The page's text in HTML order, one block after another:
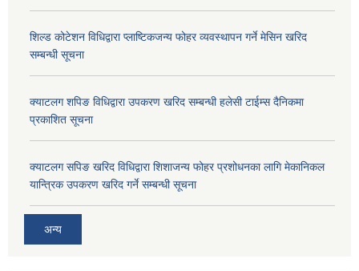
शिल्ड कोटेशन विधिद्वारा प्लाष्टिकजन्य फोहर व्यवस्थापन गर्ने मेसिन खरिद
सम्बन्धी सूचना
क्याटलग शपिङ विधिद्वारा उपकरण खरिद सम्बन्धी हलेसी टाईम्स दैनिकमा
प्रकाशित सूचना
क्याटलग सपिङ खरिद विधिद्वारा शिशाजन्य फोहर प्रशोधनका लागि मेकानिकल
यान्त्रिक उपकरण खरिद गर्ने सम्बन्धी सूचना
अन्य